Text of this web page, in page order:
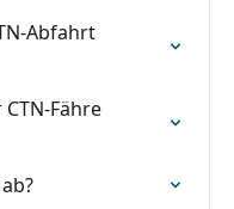
Abfahrt
Fähre